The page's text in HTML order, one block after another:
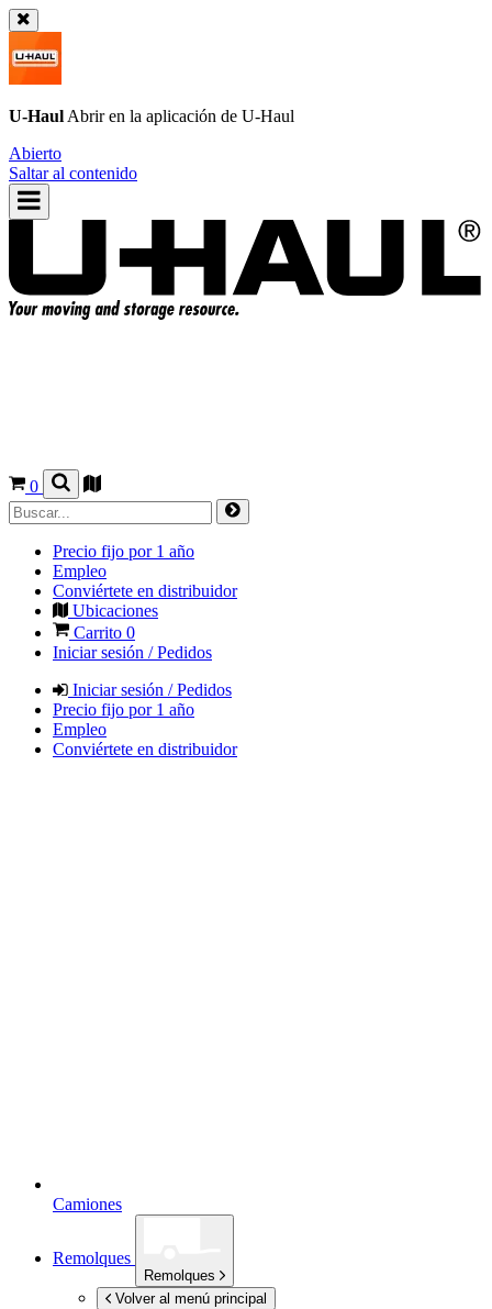
U-Haul Abrir en la aplicación de U-Haul
Abierto
Saltar al contenido
0
Precio fijo por 1 año
Empleo
Conviértete en distribuidor
Ubicaciones
Carrito 0
Iniciar sesión / Pedidos
Iniciar sesión / Pedidos
Precio fijo por 1 año
Empleo
Conviértete en distribuidor
Camiones
Remolques
Remolques
Volver al menú principal